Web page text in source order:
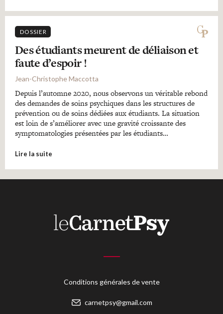
DOSSIER
Des étudiants meurent de déliaison et
faute d’espoir !
Jean-Christophe Maccotta
Depuis l’automne 2020, nous observons un véritable rebond
des demandes de soins psychiques dans les structures de
prévention ou de soins dédiées aux étudiants. La situation
est loin de s’améliorer avec une gravité croissante des
symptomatologies présentées par les étudiants…
Lire la suite
Conditions générales de vente
carnetpsy@gmail.com